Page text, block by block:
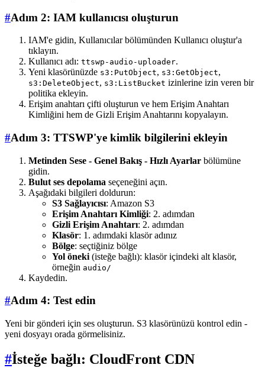
#Adım 2: IAM kullanıcısı oluşturun
IAM'e gidin, Kullanıcılar bölümünden Kullanıcı oluştur'a
tıklayın.
Kullanıcı adı: ttswp-audio-uploader.
Yeni klasörünüzde s3:PutObject, s3:GetObject,
s3:DeleteObject, s3:ListBucket izinlerine izin veren bir
politika ekleyin.
Erişim anahtarı çifti oluşturun ve hem Erişim Anahtarı
Kimliğini hem de Gizli Erişim Anahtarını kopyalayın.
#Adım 3: TTSWP'ye kimlik bilgilerini ekleyin
Metinden Sese - Genel Bakış - Hızlı Ayarlar bölümüne
gidin.
Bulut ses depolama seçeneğini açın.
Aşağıdaki bilgileri doldurun:
S3 Sağlayıcısı: Amazon S3
Erişim Anahtarı Kimliği: 2. adımdan
Gizli Erişim Anahtarı: 2. adımdan
Klasör: 1. adımdaki klasör adınız
Bölge: seçtiğiniz bölge
Yol öneki (isteğe bağlı): klasör içindeki alt klasör,
örneğin audio/
Kaydedin.
#Adım 4: Test edin
Yeni bir gönderi için ses oluşturun. S3 klasörünüzü kontrol edin -
yeni dosyayı orada görmelisiniz.
#İsteğe bağlı: CloudFront CDN